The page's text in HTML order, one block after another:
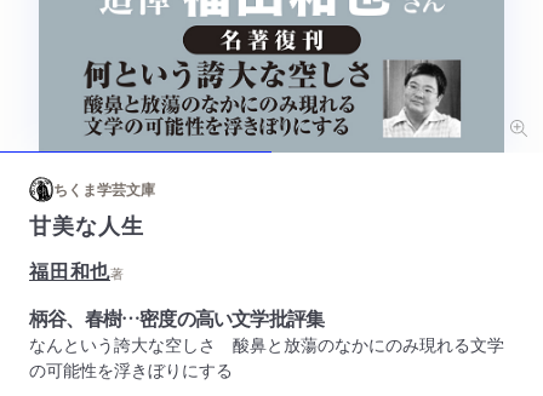
ちくま学芸文庫
甘美な人生
福田和也著
柄谷、春樹…密度の高い文学批評集
なんという誇大な空しさ 酸鼻と放蕩のなかにのみ現れる文学
の可能性を浮きぼりにする